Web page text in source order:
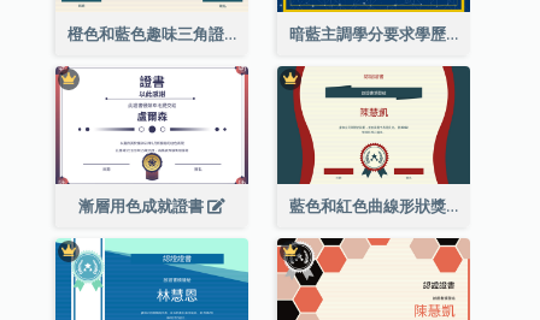
橙色和藍色趣味三角證書 暗藍主調學分要求學歷證書
漸層用色成就證書 藍色和紅色曲線形狀獎證書